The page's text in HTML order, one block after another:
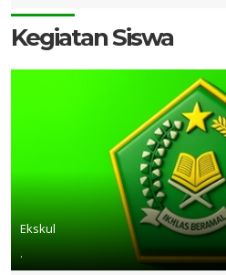
Kegiatan Siswa
Ekskul
.